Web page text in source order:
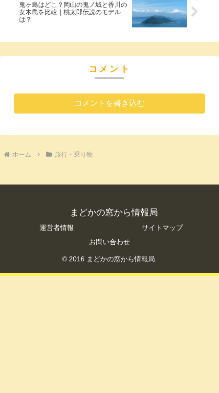
鬼ヶ島はどこ？岡山の鬼ノ城と香川の
女木島を比較｜桃太郎伝説のモデル
は？
コメント
コメントを書き込む
ホーム 旅行・乗り物
まどかの窓から情報局
運営者情報
サイトマップ
お問い合わせ
© 2016 まどかの窓から情報局.